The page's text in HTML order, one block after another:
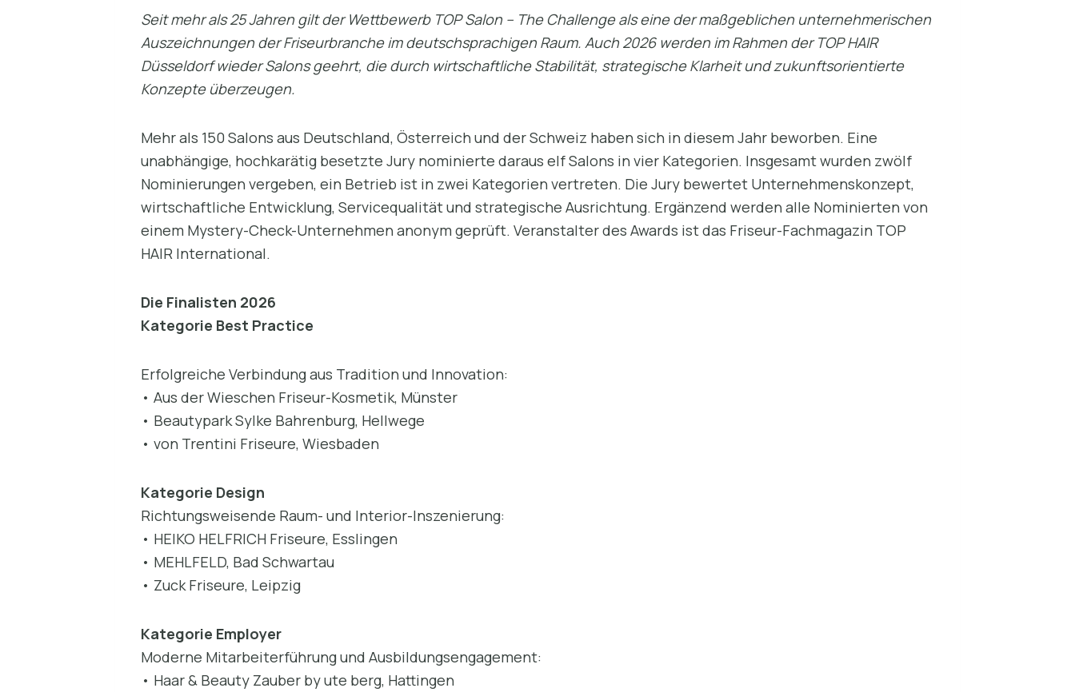
Seit mehr als 25 Jahren gilt der Wettbewerb TOP Salon – The Challenge als eine der maßgeblichen unternehmerischen
Auszeichnungen der Friseurbranche im deutschsprachigen Raum. Auch 2026 werden im Rahmen der TOP HAIR
Düsseldorf wieder Salons geehrt, die durch wirtschaftliche Stabilität, strategische Klarheit und zukunftsorientierte
Konzepte überzeugen.
Mehr als 150 Salons aus Deutschland, Österreich und der Schweiz haben sich in diesem Jahr beworben. Eine
unabhängige, hochkarätig besetzte Jury nominierte daraus elf Salons in vier Kategorien. Insgesamt wurden zwölf
Nominierungen vergeben, ein Betrieb ist in zwei Kategorien vertreten. Die Jury bewertet Unternehmenskonzept,
wirtschaftliche Entwicklung, Servicequalität und strategische Ausrichtung. Ergänzend werden alle Nominierten von
einem Mystery-Check-Unternehmen anonym geprüft. Veranstalter des Awards ist das Friseur-Fachmagazin TOP
HAIR International.
Die Finalisten 2026
Kategorie Best Practice
Erfolgreiche Verbindung aus Tradition und Innovation:
• Aus der Wieschen Friseur-Kosmetik, Münster
• Beautypark Sylke Bahrenburg, Hellwege
• von Trentini Friseure, Wiesbaden
Kategorie Design
Richtungsweisende Raum- und Interior-Inszenierung:
• HEIKO HELFRICH Friseure, Esslingen
• MEHLFELD, Bad Schwartau
• Zuck Friseure, Leipzig
Kategorie Employer
Moderne Mitarbeiterführung und Ausbildungsengagement:
• Haar & Beauty Zauber by ute berg, Hattingen